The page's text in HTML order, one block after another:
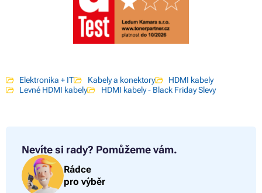
Elektronika + IT Kabely a konektory
HDMI kabely
Levné HDMI kabely
HDMI kabely - Black Friday Slevy
Nevíte si rady? Pomůžeme vám.
Rádce
pro výběr